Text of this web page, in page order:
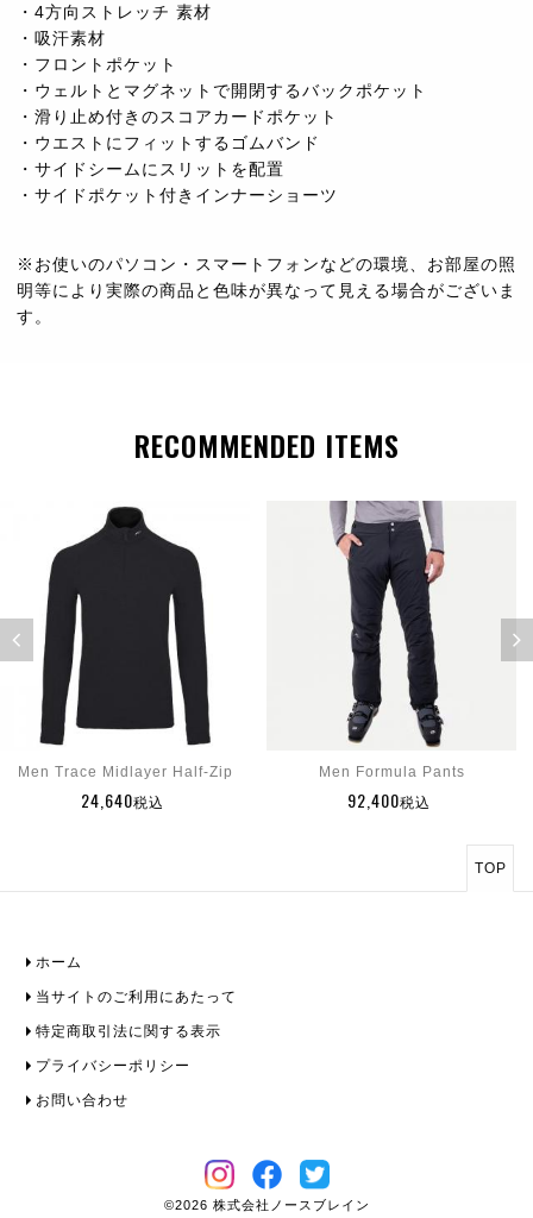
・4方向ストレッチ 素材
・吸汗素材
・フロントポケット
・ウェルトとマグネットで開閉するバックポケット
・滑り止め付きのスコアカードポケット
・ウエストにフィットするゴムバンド
・サイドシームにスリットを配置
・サイドポケット付きインナーショーツ
※お使いのパソコン・スマートフォンなどの環境、お部屋の照
明等により実際の商品と色味が異なって見える場合がございま
す。
RECOMMENDED ITEMS
Men Trace Midlayer Half-Zip
24,640税込
Men Formula Pants
92,400税込
TOP
ホーム
当サイトのご利用にあたって
特定商取引法に関する表示
プライバシーポリシー
お問い合わせ
©2026 株式会社ノースブレイン